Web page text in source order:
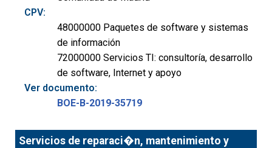
CPV:
48000000 Paquetes de software y sistemas
de información
72000000 Servicios TI: consultoría, desarrollo
de software, Internet y apoyo
Ver documento:
BOE-B-2019-35719
Servicios de reparaci�n, mantenimiento y